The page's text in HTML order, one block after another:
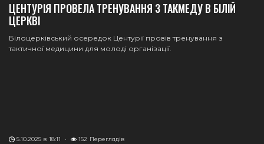
ЦЕНТУРІЯ ПРОВЕЛА ТРЕНУВАННЯ З ТАКМЕДУ В БІЛІЙ
ЦЕРКВІ
Білоцерківський осередок Центурії провів тренування з
тактичної медицини для молоді організації.
5.10.2025 в 18:11 · 152 Переглядів